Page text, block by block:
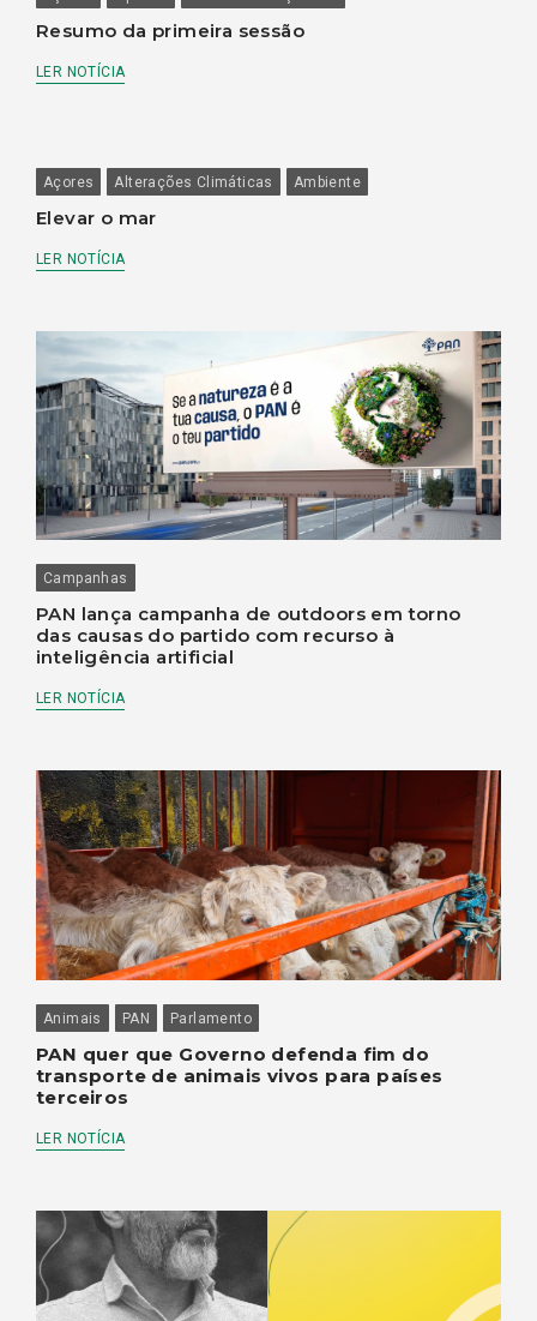
Resumo da primeira sessão
LER NOTÍCIA
Açores Alterações Climáticas Ambiente
Elevar o mar
LER NOTÍCIA
Campanhas
PAN lança campanha de outdoors em torno
das causas do partido com recurso à
inteligência artificial
LER NOTÍCIA
Animais PAN Parlamento
PAN quer que Governo defenda fim do
transporte de animais vivos para países
terceiros
LER NOTÍCIA